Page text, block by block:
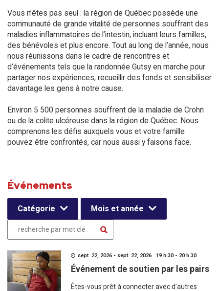
Vous n’êtes pas seul : la région de Québec possède une
communauté de grande vitalité de personnes souffrant des
maladies inflammatoires de l’intestin, incluant leurs familles,
des bénévoles et plus encore. Tout au long de l’année, nous
nous réunissons dans le cadre de rencontres et
d’événements tels que la randonnée Gutsy en marche pour
partager nos expériences, recueillir des fonds et sensibiliser
davantage les gens à notre cause.
Environ 5 500 personnes souffrent de la maladie de Crohn
ou de la colite ulcéreuse dans la région de Québec. Nous
comprenons les défis auxquels vous et votre famille
pouvez être confrontés, car nous aussi y faisons face.
Événements
Catégorie Mois et année
sept. 22, 2026 - sept. 22, 2026 19 h 30 - 20 h 30
Événement de soutien par les pairs
Êtes-vous prêt à connecter avec d’autres